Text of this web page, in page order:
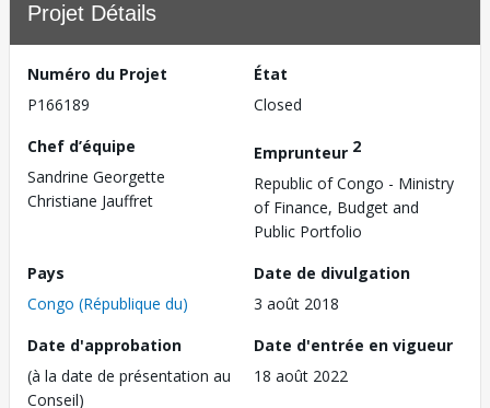
Projet Détails
Numéro du Projet
P166189
État
Closed
Chef d’équipe
Sandrine Georgette
Christiane Jauffret
Emprunteur 2
Republic of Congo - Ministry
of Finance, Budget and
Public Portfolio
Pays
Congo (République du)
Date de divulgation
3 août 2018
Date d'approbation
(à la date de présentation au
Conseil)
Date d'entrée en vigueur
18 août 2022